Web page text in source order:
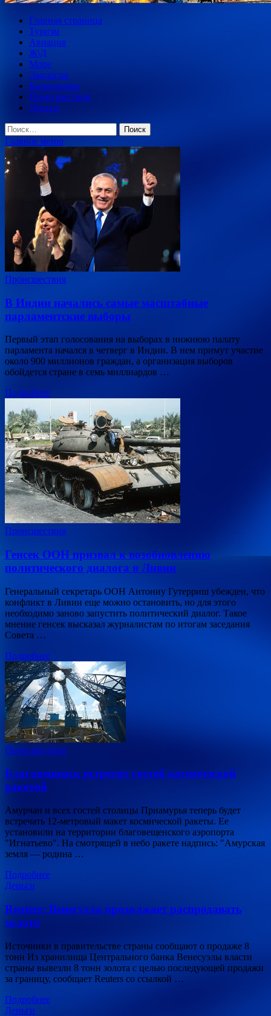
Главная страница
Туризм
Авиация
Ж\Д
Море
Экология
Катаклизмы
Происшествия
Деньги
Найти:
Главное меню
Происшествия
В Индии начались самые масштабные
парламентские выборы
Первый этап голосования на выборах в нижнюю палату
парламента начался в четверг в Индии. В нем примут участие
около 900 миллионов граждан, а организация выборов
обойдется стране в семь миллиардов …
Подробнее
Происшествия
Генсек ООН призвал к возобновлению
политического диалога в Ливии
Генеральный секретарь ООН Антониу Гутерриш убежден, что
конфликт в Ливии еще можно остановить, но для этого
необходимо заново запустить политический диалог. Такое
мнение генсек высказал журналистам по итогам заседания
Совета …
Подробнее
Происшествия
Благовещенск встретит гостей космической
ракетой
Амурчан и всех гостей столицы Приамурья теперь будет
встречать 12-метровый макет космической ракеты. Ее
установили на территории благовещенского аэропорта
"Игнатьево". На смотрящей в небо ракете надпись: "Амурская
земля — родина …
Подробнее
Деньги
Reuters: Венесуэла продолжает распродавать
золото
Источники в правительстве страны сообщают о продаже 8
тонн Из хранилища Центрального банка Венесуэлы власти
страны вывезли 8 тонн золота с целью последующей продажи
за границу, сообщает Reuters со ссылкой …
Подробнее
Деньги